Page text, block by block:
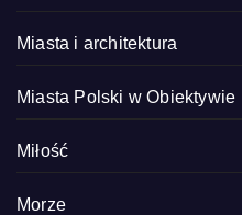
Miasta i architektura
Miasta Polski w Obiektywie
Miłość
Morze